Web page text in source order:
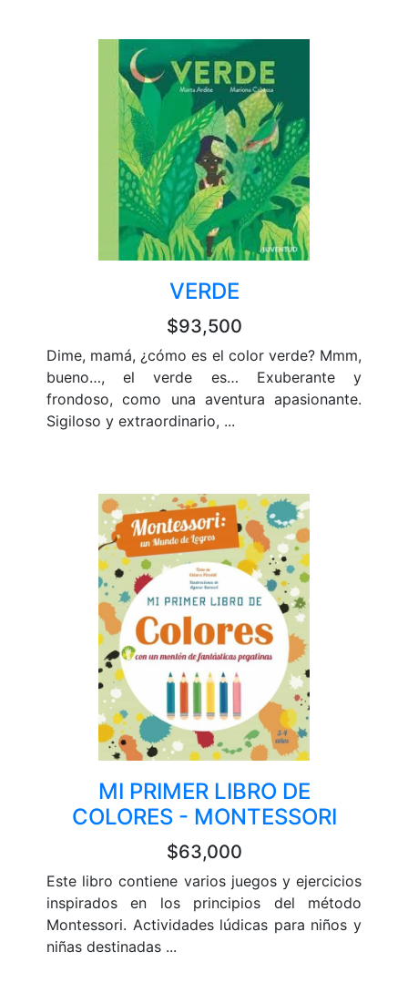
VERDE
$93,500
Dime, mamá, ¿cómo es el color verde? Mmm,
bueno…, el verde es… Exuberante y
frondoso, como una aventura apasionante.
Sigiloso y extraordinario, ...
MI PRIMER LIBRO DE
COLORES - MONTESSORI
$63,000
Este libro contiene varios juegos y ejercicios
inspirados en los principios del método
Montessori. Actividades lúdicas para niños y
niñas destinadas ...